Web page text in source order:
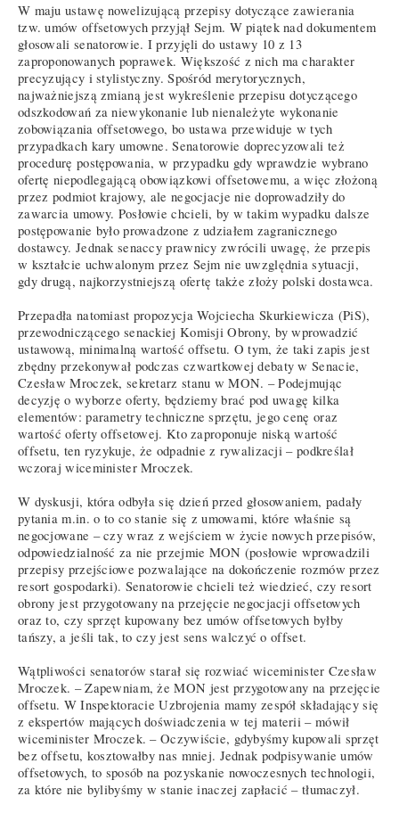
W maju ustawę nowelizującą przepisy dotyczące zawierania
tzw. umów offsetowych przyjął Sejm. W piątek nad dokumentem
głosowali senatorowie. I przyjęli do ustawy 10 z 13
zaproponowanych poprawek. Większość z nich ma charakter
precyzujący i stylistyczny. Spośród merytorycznych,
najważniejszą zmianą jest wykreślenie przepisu dotyczącego
odszkodowań za niewykonanie lub nienależyte wykonanie
zobowiązania offsetowego, bo ustawa przewiduje w tych
przypadkach kary umowne. Senatorowie doprecyzowali też
procedurę postępowania, w przypadku gdy wprawdzie wybrano
ofertę niepodlegającą obowiązkowi offsetowemu, a więc złożoną
przez podmiot krajowy, ale negocjacje nie doprowadziły do
zawarcia umowy. Posłowie chcieli, by w takim wypadku dalsze
postępowanie było prowadzone z udziałem zagranicznego
dostawcy. Jednak senaccy prawnicy zwrócili uwagę, że przepis
w kształcie uchwalonym przez Sejm nie uwzględnia sytuacji,
gdy drugą, najkorzystniejszą ofertę także złoży polski dostawca.
Przepadła natomiast propozycja Wojciecha Skurkiewicza (PiS),
przewodniczącego senackiej Komisji Obrony, by wprowadzić
ustawową, minimalną wartość offsetu. O tym, że taki zapis jest
zbędny przekonywał podczas czwartkowej debaty w Senacie,
Czesław Mroczek, sekretarz stanu w MON. – Podejmując
decyzję o wyborze oferty, będziemy brać pod uwagę kilka
elementów: parametry techniczne sprzętu, jego cenę oraz
wartość oferty offsetowej. Kto zaproponuje niską wartość
offsetu, ten ryzykuje, że odpadnie z rywalizacji – podkreślał
wczoraj wiceminister Mroczek.
W dyskusji, która odbyła się dzień przed głosowaniem, padały
pytania m.in. o to co stanie się z umowami, które właśnie są
negocjowane – czy wraz z wejściem w życie nowych przepisów,
odpowiedzialność za nie przejmie MON (posłowie wprowadzili
przepisy przejściowe pozwalające na dokończenie rozmów przez
resort gospodarki). Senatorowie chcieli też wiedzieć, czy resort
obrony jest przygotowany na przejęcie negocjacji offsetowych
oraz to, czy sprzęt kupowany bez umów offsetowych byłby
tańszy, a jeśli tak, to czy jest sens walczyć o offset.
Wątpliwości senatorów starał się rozwiać wiceminister Czesław
Mroczek. – Zapewniam, że MON jest przygotowany na przejęcie
offsetu. W Inspektoracie Uzbrojenia mamy zespół składający się
z ekspertów mających doświadczenia w tej materii – mówił
wiceminister Mroczek. – Oczywiście, gdybyśmy kupowali sprzęt
bez offsetu, kosztowałby nas mniej. Jednak podpisywanie umów
offsetowych, to sposób na pozyskanie nowoczesnych technologii,
za które nie bylibyśmy w stanie inaczej zapłacić – tłumaczył.